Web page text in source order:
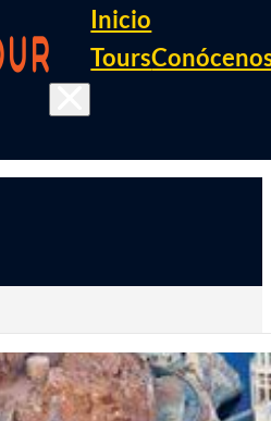
Inicio
Tours